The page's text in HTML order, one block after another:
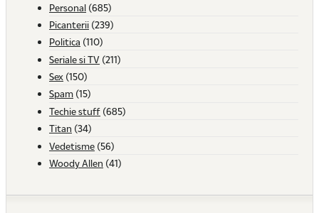
Personal (685)
Picanterii (239)
Politica (110)
Seriale si TV (211)
Sex (150)
Spam (15)
Techie stuff (685)
Titan (34)
Vedetisme (56)
Woody Allen (41)